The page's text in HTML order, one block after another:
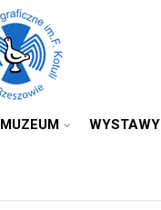
MUZEUM WYSTAWY